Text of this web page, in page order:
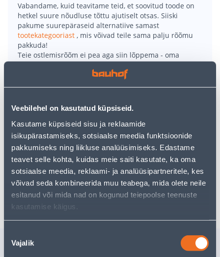
Veebilehel on kasutatud küpsiseid.
Kasutame küpsiseid sisu ja reklaamide
isikupärastamiseks, sotsiaalse meedia funktsioonide
pakkumiseks ning liikluse analüüsimiseks. Edastame
teavet selle kohta, kuidas meie saiti kasutate, ka oma
sotsiaalse meedia, reklaami- ja analüüsipartneritele, kes
võivad seda kombineerida muu teabega, mida olete neile
esitanud või mida nad on kogunud teiepoolse teenuste
kasutamise käigus.
valik
Vajalik
Vabandame, kuid teavitame teid, et soovitud toode on
hetkel suure nõudluse tõttu ajutiselt otsas. Siiski
pakume suurepäraseid alternatiive samast
tootekategooriast , mis võivad teile sama palju rõõmu
pakkuda!
Teie ostlemisrõõm ei pea aga siin lõppema - oma
uurimistööd saate jätkata, naastesavalehelevõi
kasutades meie võimsat otsingufunktsiooni, et leida
• Prosperplast lillepott Boardee on valmistatud
plastikust ja sobib kasutamiseks väli- ja
siseruumidesse.
• Lillepoti laius on 19 cm.
• 14-päevane tagastusõigus.
Tarne pole võimalik
Sarnased tooted